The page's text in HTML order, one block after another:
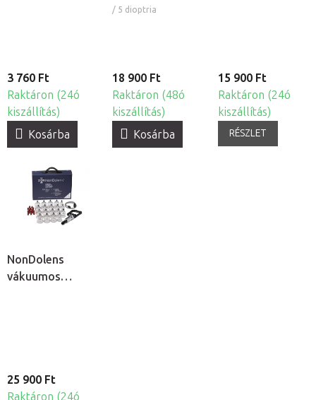
3 760 Ft
Raktáron (24ó
kiszállítás)
Kosárba
és állvánnyal
/ 5 dioptria
18 900 Ft
Raktáron (48ó
kiszállítás)
Kosárba
15 900 Ft
Raktáron (24ó
kiszállítás)
RÉSZLET
NonDolens
vákuumos
25 900 Ft
Raktáron (24ó